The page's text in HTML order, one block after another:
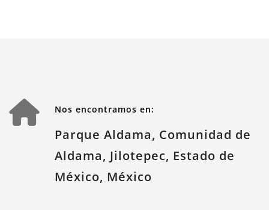
Nos encontramos en:
Parque Aldama, Comunidad de
Aldama, Jilotepec, Estado de
México, México